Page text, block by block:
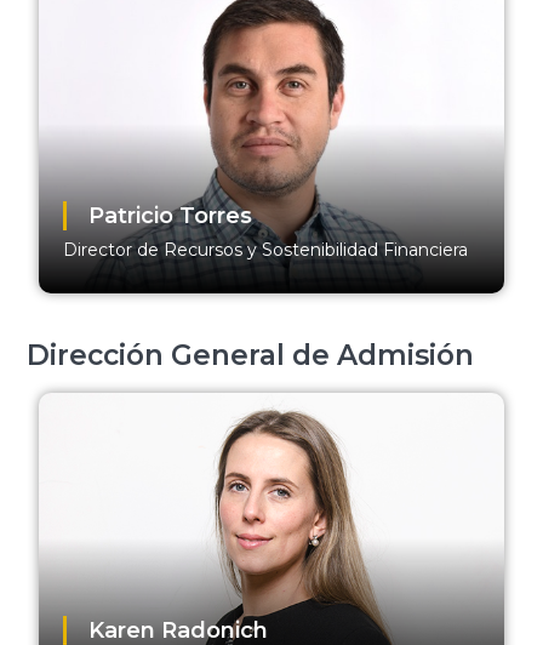
Patricio Torres
Director de Recursos y Sostenibilidad Financiera
Dirección General de Admisión
Karen Radonich